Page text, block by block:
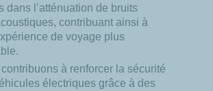
dans l’atténuation de bruits
, contribuant ainsi à
de voyage plus
à renforcer la sécurité
électriques grâce à des